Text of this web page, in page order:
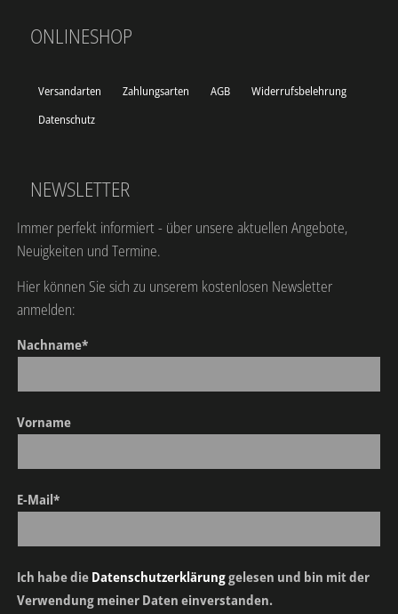
ONLINESHOP
Versandarten Zahlungsarten AGB
Widerrufsbelehrung
Datenschutz
NEWSLETTER
Immer perfekt informiert - über unsere aktuellen Angebote,
Neuigkeiten und Termine.
Hier können Sie sich zu unserem kostenlosen Newsletter
anmelden:
Nachname*
Vorname
E-Mail*
Ich habe die Datenschutzerklärunggelesen und bin mit der
Verwendung meiner Daten einverstanden.